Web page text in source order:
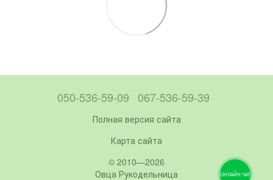
050-536-59-09 067-536-59-39
Полная версия сайта
Карта сайта
© 2010—2026
Овца Рукодельница
ОНЛАЙН ЧАТ